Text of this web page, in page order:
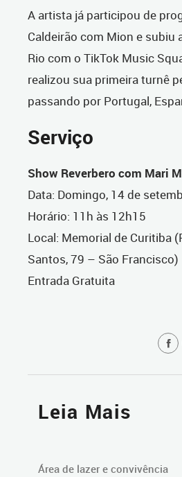
A artista já participou de
Caldeirão com Mion e subiu
Rio com o TikTok Music
realizou sua primeira turnê
passando por Portugal,
Serviço
Show Reverbero com Mari
Data: Domingo, 14 de
Horário: 11h às 12h15
Local: Memorial de Curitiba
Santos, 79 – São Francisco)
Entrada Gratuita
Leia Mais
Área de lazer e convivência